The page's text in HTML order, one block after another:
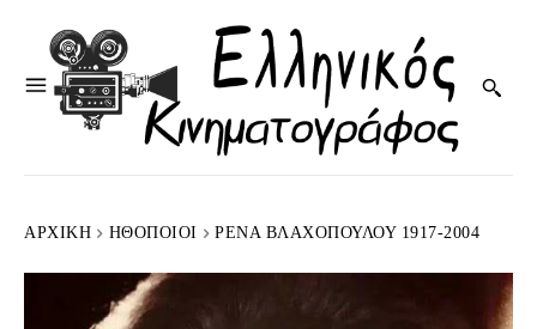
ΑΡΧΙΚΉ HΘΟΠΟΙΟΊ ΡΈΝΑ ΒΛΑΧΟΠΟΎΛΟΥ 1917-2004